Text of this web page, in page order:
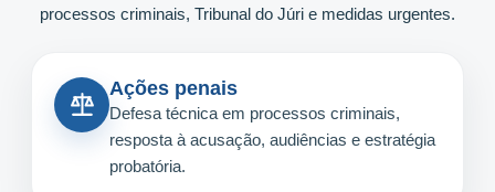
processos criminais, Tribunal do Júri e medidas urgentes.
Ações penais
Defesa técnica em processos criminais,
resposta à acusação, audiências e estratégia
probatória.